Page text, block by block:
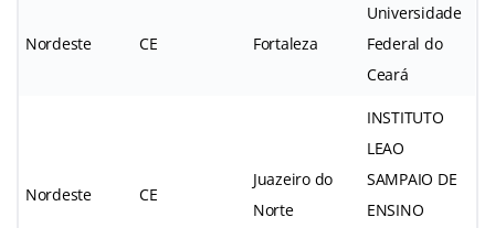
Nordeste CE Fortaleza
Universidade
Federal do
Ceará
Nordeste CE
Juazeiro do
Norte
INSTITUTO
LEAO
SAMPAIO DE
ENSINO